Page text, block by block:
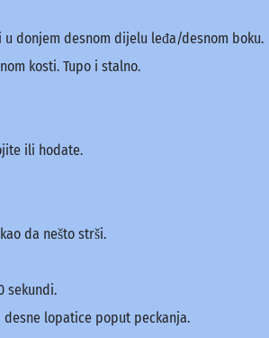
donjem desnom dijelu leđa/desnom boku.
kosti. Tupo i stalno.
ili hodate.
da nešto strši.
sekundi.
desne lopatice poput peckanja.